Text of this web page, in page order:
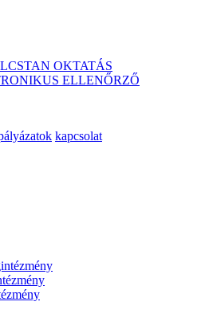
OKTATÁS
ELLENŐRZŐ
kapcsolat